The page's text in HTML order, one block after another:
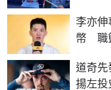
李亦伸
幣 職
道奇先
揚左投